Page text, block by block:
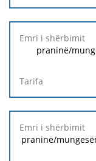
praninë/
praninë/